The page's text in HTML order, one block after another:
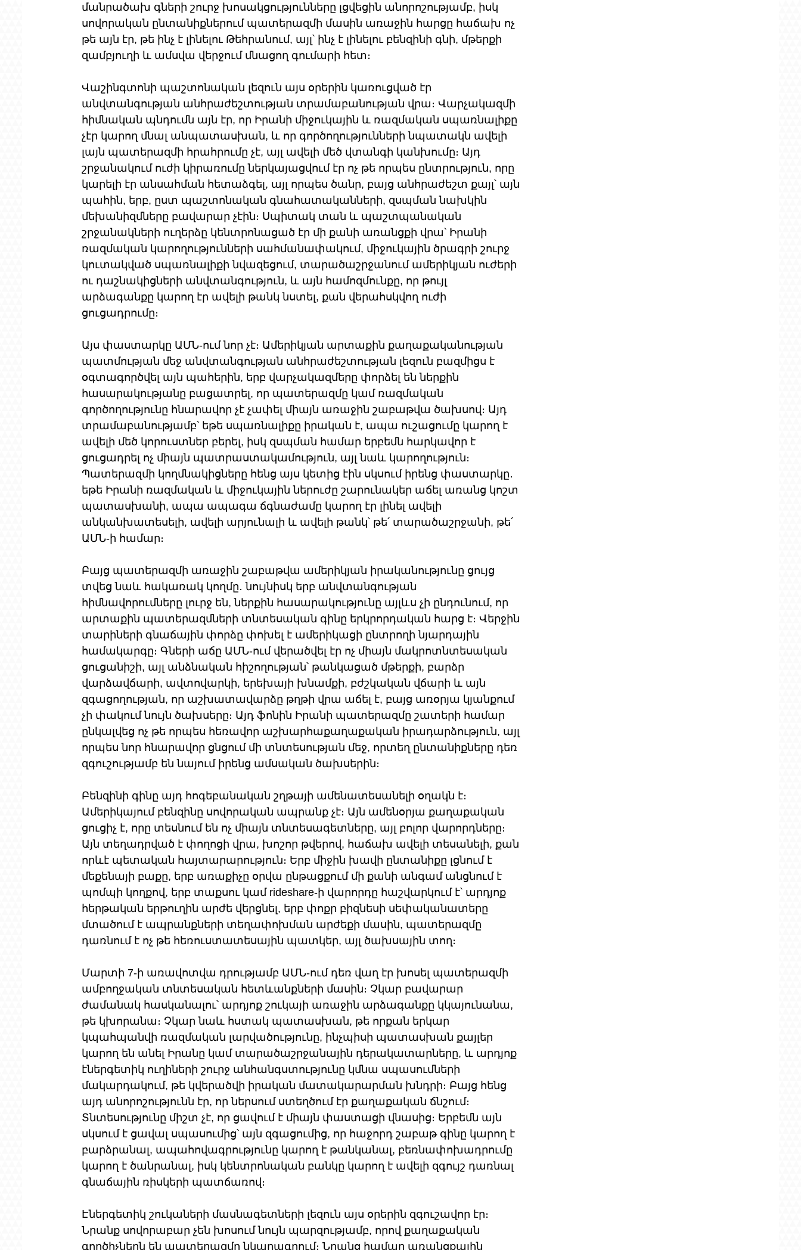
մանրածախ գների շուրջ խոսակցությունները լցվեցին անորոշությամբ, իսկ
սովորական ընտանիքներում պատերազմի մասին առաջին հարցը հաճախ ոչ
թե այն էր, թե ինչ է լինելու Թեհրանում, այլ՝ ինչ է լինելու բենզինի գնի, մթերքի
զամբյուղի և ամսվա վերջում մնացող գումարի հետ։
Վաշինգտոնի պաշտոնական լեզուն այս օրերին կառուցված էր
անվտանգության անհրաժեշտության տրամաբանության վրա։ Վարչակազմի
հիմնական պնդումն այն էր, որ Իրանի միջուկային և ռազմական սպառնալիքը
չէր կարող մնալ անպատասխան, և որ գործողությունների նպատակն ավելի
լայն պատերազմի հրահրումը չէ, այլ ավելի մեծ վտանգի կանխումը։ Այդ
շրջանակում ուժի կիրառումը ներկայացվում էր ոչ թե որպես ընտրություն, որը
կարելի էր անսահման հետաձգել, այլ որպես ծանր, բայց անհրաժեշտ քայլ՝ այն
պահին, երբ, ըստ պաշտոնական գնահատականների, զսպման նախկին
մեխանիզմները բավարար չէին։ Սպիտակ տան և պաշտպանական
շրջանակների ուղերձը կենտրոնացած էր մի քանի առանցքի վրա՝ Իրանի
ռազմական կարողությունների սահմանափակում, միջուկային ծրագրի շուրջ
կուտակված սպառնալիքի նվազեցում, տարածաշրջանում ամերիկյան ուժերի
ու դաշնակիցների անվտանգություն, և այն համոզմունքը, որ թույլ
արձագանքը կարող էր ավելի թանկ նստել, քան վերահսկվող ուժի
ցուցադրումը։
Այս փաստարկը ԱՄՆ-ում նոր չէ։ Ամերիկյան արտաքին քաղաքականության
պատմության մեջ անվտանգության անհրաժեշտության լեզուն բազմիցս է
օգտագործվել այն պահերին, երբ վարչակազմերը փորձել են ներքին
հասարակությանը բացատրել, որ պատերազմը կամ ռազմական
գործողությունը հնարավոր չէ չափել միայն առաջին շաբաթվա ծախսով։ Այդ
տրամաբանությամբ՝ եթե սպառնալիքը իրական է, ապա ուշացումը կարող է
ավելի մեծ կորուստներ բերել, իսկ զսպման համար երբեմն հարկավոր է
ցուցադրել ոչ միայն պատրաստակամություն, այլ նաև կարողություն։
Պատերազմի կողմնակիցները հենց այս կետից էին սկսում իրենց փաստարկը․
եթե Իրանի ռազմական և միջուկային ներուժը շարունակեր աճել առանց կոշտ
պատասխանի, ապա ապագա ճգնաժամը կարող էր լինել ավելի
անկանխատեսելի, ավելի արյունալի և ավելի թանկ՝ թե՛ տարածաշրջանի, թե՛
ԱՄՆ-ի համար։
Բայց պատերազմի առաջին շաբաթվա ամերիկյան իրականությունը ցույց
տվեց նաև հակառակ կողմը․ նույնիսկ երբ անվտանգության
հիմնավորումները լուրջ են, ներքին հասարակությունը այլևս չի ընդունում, որ
արտաքին պատերազմների տնտեսական գինը երկրորդական հարց է։ Վերջին
տարիների գնաճային փորձը փոխել է ամերիկացի ընտրողի նյարդային
համակարգը։ Գների աճը ԱՄՆ-ում վերածվել էր ոչ միայն մակրոտնտեսական
ցուցանիշի, այլ անձնական հիշողության՝ թանկացած մթերքի, բարձր
վարձավճարի, ավտովարկի, երեխայի խնամքի, բժշկական վճարի և այն
զգացողության, որ աշխատավարձը թղթի վրա աճել է, բայց առօրյա կյանքում
չի փակում նույն ծախսերը։ Այդ ֆոնին Իրանի պատերազմը շատերի համար
ընկալվեց ոչ թե որպես հեռավոր աշխարհաքաղաքական իրադարձություն, այլ
որպես նոր հնարավոր ցնցում մի տնտեսության մեջ, որտեղ ընտանիքները դեռ
զգուշությամբ են նայում իրենց ամսական ծախսերին։
Բենզինի գինը այդ հոգեբանական շղթայի ամենատեսանելի օղակն է։
Ամերիկայում բենզինը սովորական ապրանք չէ։ Այն ամենօրյա քաղաքական
ցուցիչ է, որը տեսնում են ոչ միայն տնտեսագետները, այլ բոլոր վարորդները։
Այն տեղադրված է փողոցի վրա, խոշոր թվերով, հաճախ ավելի տեսանելի, քան
որևէ պետական հայտարարություն։ Երբ միջին խավի ընտանիքը լցնում է
մեքենայի բաքը, երբ առաքիչը օրվա ընթացքում մի քանի անգամ անցնում է
պոմպի կողքով, երբ տաքսու կամ rideshare-ի վարորդը հաշվարկում է՝ արդյոք
հերթական երթուղին արժե վերցնել, երբ փոքր բիզնեսի սեփականատերը
մտածում է ապրանքների տեղափոխման արժեքի մասին, պատերազմը
դառնում է ոչ թե հեռուստատեսային պատկեր, այլ ծախսային տող։
Մարտի 7-ի առավոտվա դրությամբ ԱՄՆ-ում դեռ վաղ էր խոսել պատերազմի
ամբողջական տնտեսական հետևանքների մասին։ Չկար բավարար
ժամանակ հասկանալու՝ արդյոք շուկայի առաջին արձագանքը կկայունանա,
թե կխորանա։ Չկար նաև հստակ պատասխան, թե որքան երկար
կպահպանվի ռազմական լարվածությունը, ինչպիսի պատասխան քայլեր
կարող են անել Իրանը կամ տարածաշրջանային դերակատարները, և արդյոք
էներգետիկ ուղիների շուրջ անհանգստությունը կմնա սպասումների
մակարդակում, թե կվերածվի իրական մատակարարման խնդրի։ Բայց հենց
այդ անորոշությունն էր, որ ներսում ստեղծում էր քաղաքական ճնշում։
Տնտեսությունը միշտ չէ, որ ցավում է միայն փաստացի վնասից։ Երբեմն այն
սկսում է ցավալ սպասումից՝ այն զգացումից, որ հաջորդ շաբաթ գինը կարող է
բարձրանալ, ապահովագրությունը կարող է թանկանալ, բեռնափոխադրումը
կարող է ծանրանալ, իսկ կենտրոնական բանկը կարող է ավելի զգույշ դառնալ
գնաճային ռիսկերի պատճառով։
Էներգետիկ շուկաների մասնագետների լեզուն այս օրերին զգուշավոր էր։
Նրանք սովորաբար չեն խոսում նույն պարզությամբ, որով քաղաքական
գործիչներն են պատերազմը նկարագրում։ Նրանց համար առանցքային